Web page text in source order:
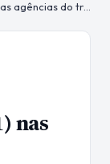
nas